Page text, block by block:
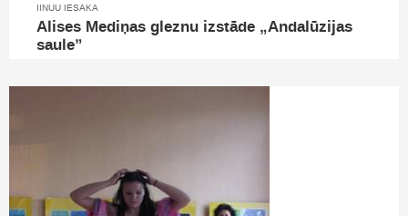
IINUU IESAKA
Alises Mediņas gleznu izstāde „Andalūzijas
saule”